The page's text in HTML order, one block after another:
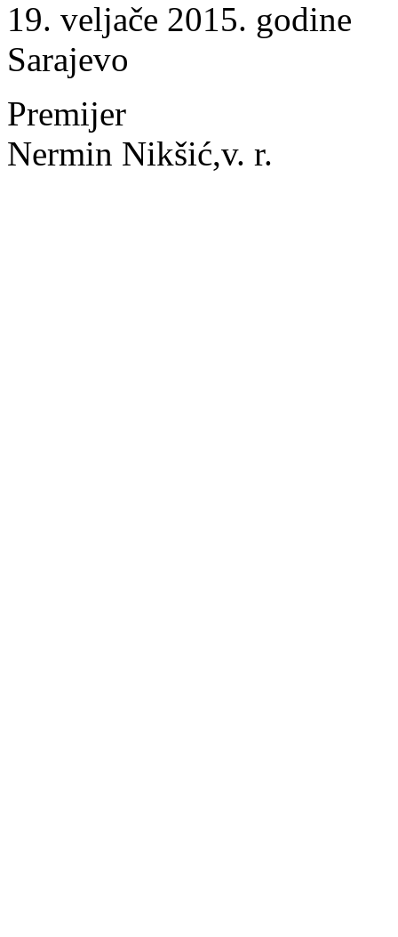
19. veljače 2015. godine
Sarajevo
Premijer
Nermin Nikšić,v. r.